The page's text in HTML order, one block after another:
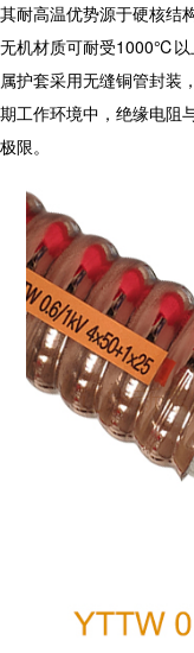
其耐高温优势源于硬核结
无机材质可耐受1000℃以
属护套采用无缝铜管封
期工作环境中，绝缘电阻
极限。